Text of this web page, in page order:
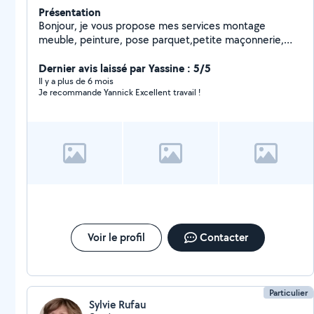
Présentation
Bonjour, je vous propose mes services montage
meuble, peinture, pose parquet,petite maçonnerie,
soixante huit,quinze, trente quatre, quatre vingt dix,n
hésitez pas à m'appeler sa sera plus simple pour
discuter pour les travaux à faire.
Dernier avis laissé par Yassine : 5/5
Il y a plus de 6 mois
Je recommande Yannick Excellent travail !
Voir le profil Contacter
Particulier
Sylvie Rufau